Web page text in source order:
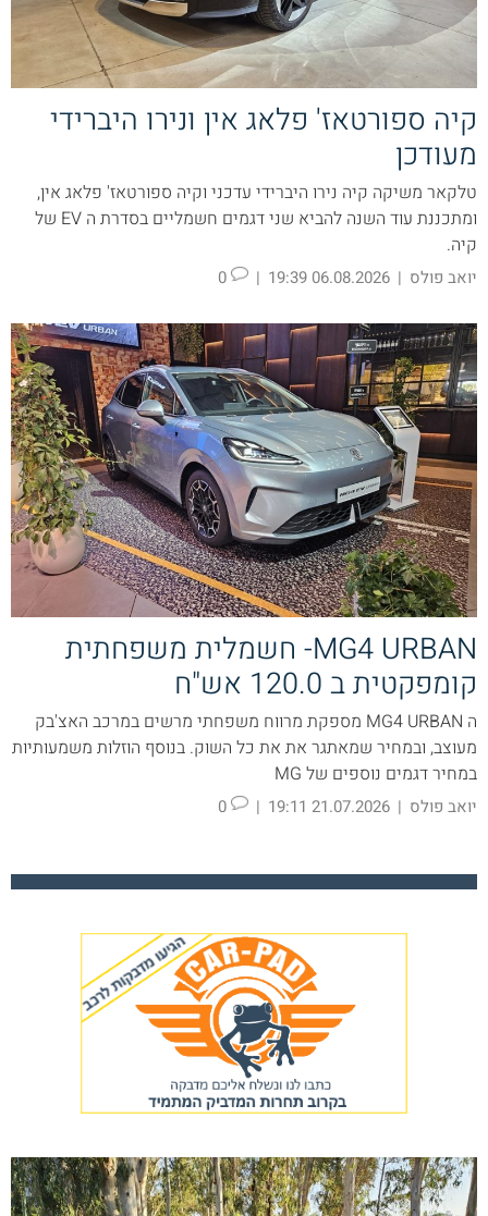
קיה ספורטאז' פלאג אין ונירו היברידי
מעודכן
טלקאר משיקה קיה נירו היברידי עדכני וקיה ספורטאז' פלאג אין,
ומתכננת עוד השנה להביא שני דגמים חשמליים בסדרת ה EV של
קיה.
יואב פולס |
06.08.2026 19:39
|
MG4 URBAN- חשמלית משפחתית
קומפקטית ב 120.0 אש"ח
ה MG4 URBAN מספקת מרווח משפחתי מרשים במרכב האצ'בק
מעוצב, ובמחיר שמאתגר את את כל השוק. בנוסף הוזלות משמעותיות
במחיר דגמים נוספים של MG
יואב פולס |
21.07.2026 19:11
|